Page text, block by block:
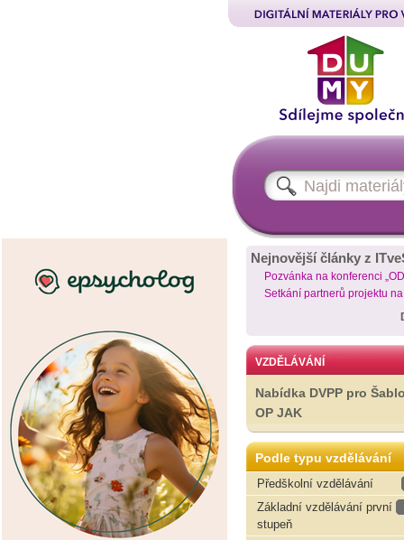
Nejnovější články z
Pozvánka na konferenci
Setkání partnerů projektu
VZDĚLÁVÁNÍ
Nabídka DVPP pro
OP JAK
Podle typu vzdělávání
Předškolní vzdělávání
Základní vzdělávání první
stupeň